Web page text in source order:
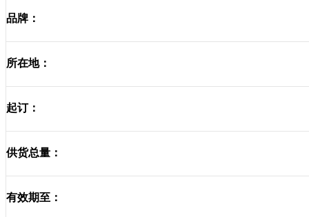
品牌：
所在地：
起订：
供货总量：
有效期至：